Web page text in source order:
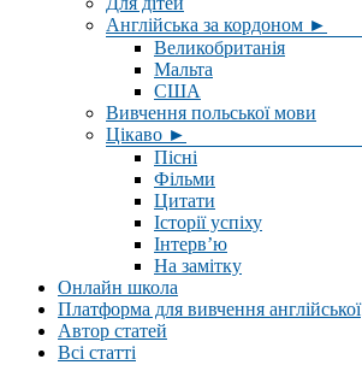
Англійська за кордоном ►
Великобританія
Мальта
США
Вивчення польської мови
Цікаво ►
Пісні
Фільми
Цитати
Історії успіху
Інтерв’ю
На замітку
Онлайн школа
Платформа для вивчення англійської
Автор статей
Всі статті